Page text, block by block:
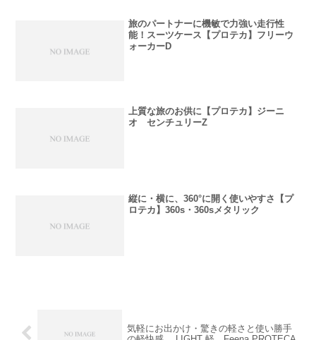
旅のパートナーに機敏で力強い走行性
能！スーツケース【プロテカ】フリーウ
ォーカーD
上質な旅のお供に【プロテカ】ジーニ
オ センチュリーZ
縦に・横に、360°に開く使いやすさ【プ
ロテカ】360s・360sメタリック
気軽にお出かけ・驚きの軽さと使い勝手